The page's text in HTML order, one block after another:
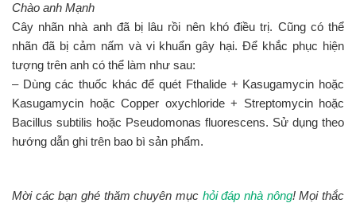
Chào anh Mạnh
Cây nhãn nhà anh đã bị lâu rồi nên khó điều trị. Cũng có thể
nhãn đã bị cảm nấm và vi khuẩn gây hại. Để khắc phục hiện
tượng trên anh có thể làm như sau:
– Dùng các thuốc khác để quét Fthalide + Kasugamycin hoặc
Kasugamycin hoặc Copper oxychloride + Streptomycin hoặc
Bacillus subtilis hoặc Pseudomonas fluorescens. Sử dụng theo
hướng dẫn ghi trên bao bì sản phẩm.
Mời các bạn ghé thăm chuyên mục hỏi đáp nhà nông! Mọi thắc